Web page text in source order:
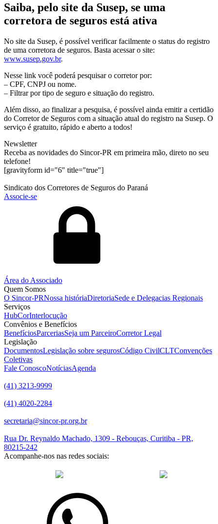
Saiba, pelo site da Susep, se uma
corretora de seguros está ativa
No site da Susep, é possível verificar facilmente o status do registro
de uma corretora de seguros. Basta acessar o site:
www.susep.gov.br.
Nesse link você poderá pesquisar o corretor por:
– CPF, CNPJ ou nome.
– Filtrar por tipo de seguro e situação do registro.
Além disso, ao finalizar a pesquisa, é possível ainda emitir a certidão
do Corretor de Seguros com a situação atual do registro na Susep. O
serviço é gratuito, rápido e aberto a todos!
Newsletter
Receba as novidades do Sincor-PR em primeira mão, direto no seu
telefone!
[gravityform id="6" title="true"]
Sindicato dos Corretores de Seguros do Paraná
Associe-se
Área do Associado
Quem Somos
O Sincor-PRNossa históriaDiretoriaSede e Delegacias Regionais
Serviços
HubCorInterlocução
Convênios e Benefícios
BenefíciosParceriasSeja um ParceiroCorretor Legal
Legislação
DocumentosLegislação sobre segurosCódigo CivilCLTConvenções
Coletivas
Fale ConoscoNotíciasAgenda
(41) 3213-9999
(41) 4020-2284
secretaria@sincor-pr.org.br
Rua Dr. Reynaldo Machado, 1309 - Rebouças, Curitiba - PR,
80215-242
Acompanhe-nos nas redes sociais: